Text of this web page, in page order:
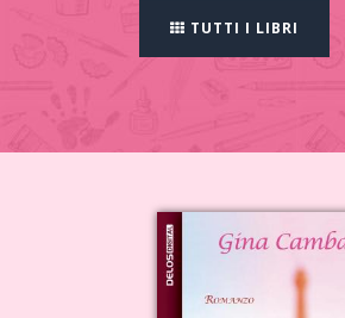
TUTTI I LIBRI